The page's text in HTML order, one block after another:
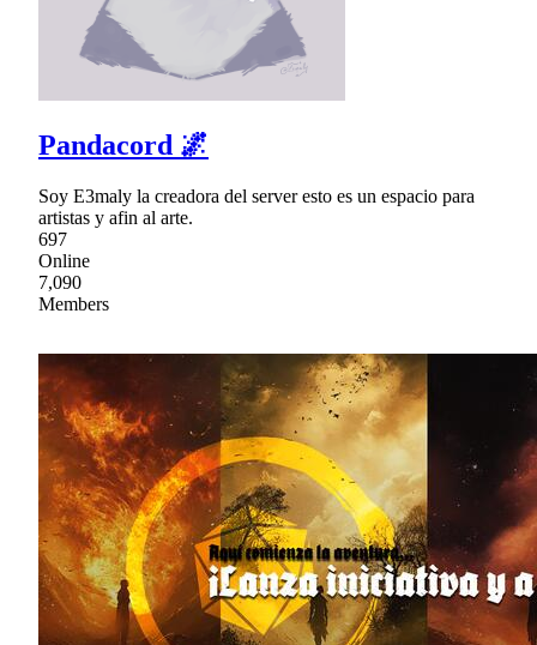
Pandacord 🌌
Soy E3maly la creadora del server esto es un espacio para
artistas y afin al arte.
697
Online
7,090
Members